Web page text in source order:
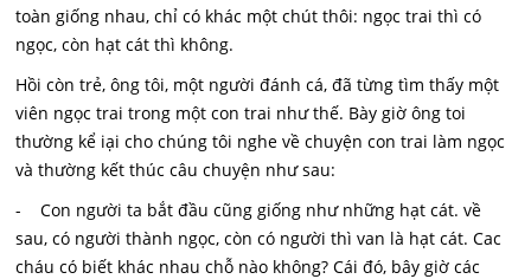
toàn giống nhau, chỉ có khác một chút thôi: ngọc trai thì có
ngọc, còn hạt cát thì không.
Hồi còn trẻ, ông tôi, một người đánh cá, đã từng tìm thấy một
viên ngọc trai trong một con trai như thế. Bày giờ ông toi
thường kể iại cho chúng tôi nghe về chuyện con trai làm ngọc
và thường kết thúc câu chuyện như sau:
- Con người ta bắt đầu cũng giống như những hạt cát. về
sau, có người thành ngọc, còn có người thì van là hạt cát. Cac
cháu có biết khác nhau chỗ nào không? Cái đó, bây giờ các